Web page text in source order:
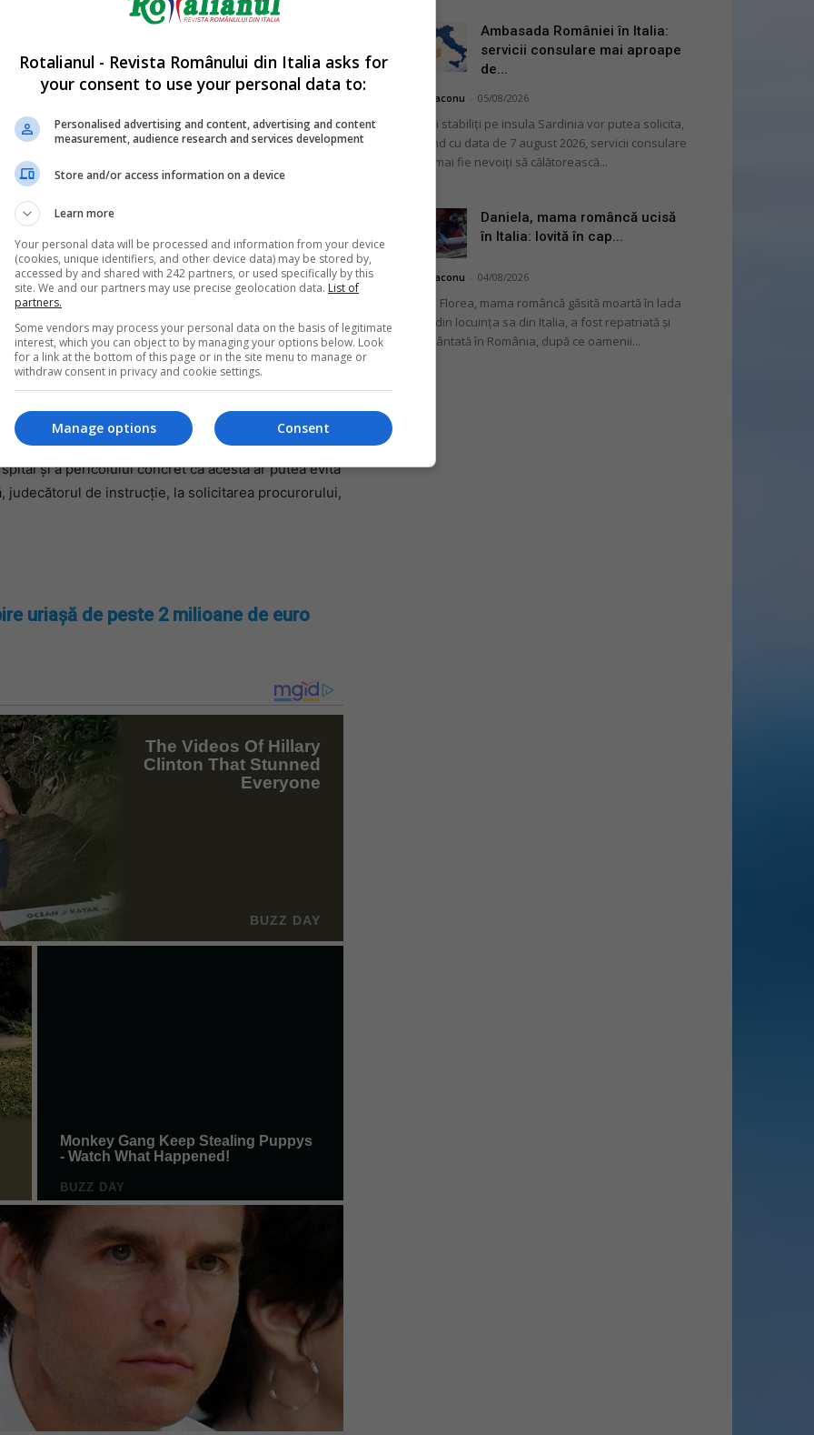
datorită sensibilității sale extreme la șocuri,
ridicate.
cum ar fi non-inflamabilitatea, fac ca acest
dispozitivelor artizanale pentru atacuri asupra
suspectul, care a ajuns în Italia din România cu
sale un dispozitiv artizanal care urma să fie
în aer un bancomat.
este în curs de identificare. Aceasta, după
în pragul morții, dar a încercat să șteargă orice
și a pericolului concret că acesta ar putea evita
judecătorul de instrucție, la solicitarea procurorului,
uriașă de peste 2 milioane de euro
Ambasada României în Italia:
servicii consulare mai aproape
de...
Mihai Diaconu 05/08/2026
Românii stabiliți pe insula Sardinia vor putea solicita,
începând cu data de 7 august 2026, servicii consulare
fără să mai fie nevoiți să călătorească...
Daniela, mama româncă ucisă
în Italia: lovită în cap...
Mihai Diaconu 04/08/2026
Daniela Florea, mama româncă găsită moartă în lada
patului din locuința sa din Italia, a fost repatriată și
înmormântată în România, după ce oamenii...
Rotalianul - Revista Românului din Italia asks for
your consent to use your personal data to:
Personalised advertising and content, advertising and content
measurement, audience research and services development
Store and/or access information on a device
Learn more
Your personal data will be processed and information from your device
(cookies, unique identifiers, and other device data) may be stored by,
accessed by and shared with 242 partners, or used specifically by this
site. We and our partners may use precise geolocation data. List of
partners.
Some vendors may process your personal data on the basis of legitimate
interest, which you can object to by managing your options below. Look
for a link at the bottom of this page or in the site menu to manage or
withdraw consent in privacy and cookie settings.
Consent
Manage options